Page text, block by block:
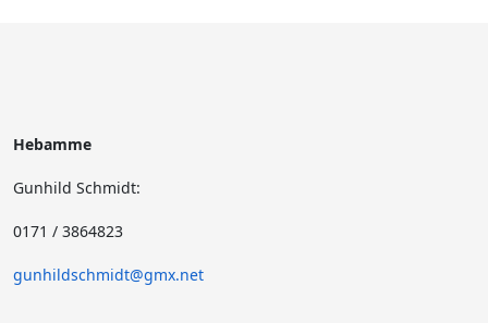
Hebamme
Gunhild Schmidt:
0171 / 3864823
gunhildschmidt@gmx.net